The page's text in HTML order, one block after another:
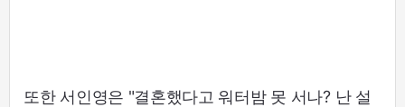
또한 서인영은 "결혼했다고 워터밤 못 서나? 난 설